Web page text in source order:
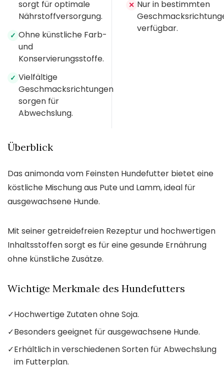
sorgt für optimale
Nährstoffversorgung.
✓ Ohne künstliche Farb-
und
Konservierungsstoffe.
✓ Vielfältige
Geschmacksrichtungen
sorgen für
Abwechslung.
✕ Nur in bestimmten
verfügbar.
Überblick
Das animonda vom Feinsten Hundefutter bietet eine
köstliche Mischung aus Pute und Lamm, ideal für
ausgewachsene Hunde.
Mit seiner getreidefreien Rezeptur und hochwertigen
Inhaltsstoffen sorgt es für eine gesunde Ernährung
ohne künstliche Zusätze.
Wichtige Merkmale des Hundefutters
✓Hochwertige Zutaten ohne Soja.
✓Besonders geeignet für ausgewachsene Hunde.
✓Erhältlich in verschiedenen Sorten für Abwechslung
im Futterplan.